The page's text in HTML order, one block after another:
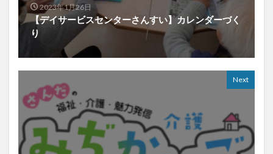
2023年1月26日
【デイサービスセンターさんすい】カレンダーづく
り
Next